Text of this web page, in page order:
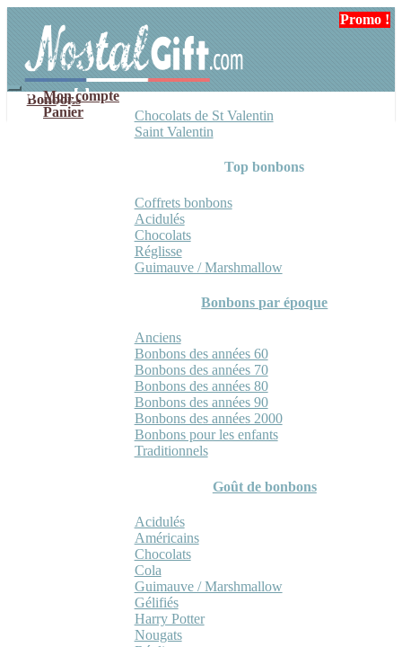
navigation
contenu
Mon compte
Panier
Bonbons
Chocolats de St Valentin
Saint Valentin
Top bonbons
Coffrets bonbons
Acidulés
Chocolats
Réglisse
Guimauve / Marshmallow
Bonbons par époque
Anciens
Bonbons des années 60
Bonbons des années 70
Bonbons des années 80
Bonbons des années 90
Bonbons des années 2000
Bonbons pour les enfants
Traditionnels
Goût de bonbons
Acidulés
Américains
Chocolats
Cola
Guimauve / Marshmallow
Gélifiés
Harry Potter
Nougats
Promo !
Promo !